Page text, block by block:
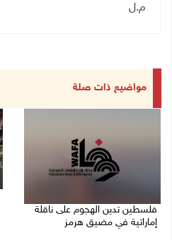
م.ل
مواضيع ذات صلة
فلسطين تدين الهجوم على ناقلة
إماراتية في مضيق هرمز